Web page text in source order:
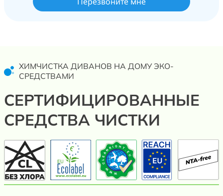
ХИМЧИСТКА ДИВАНОВ НА ДОМУ ЭКО-
СРЕДСТВАМИ
СЕРТИФИЦИРОВАННЫЕ
СРЕДСТВА ЧИСТКИ